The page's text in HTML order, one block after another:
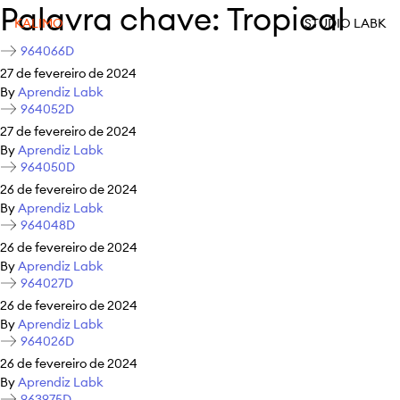
KALIMO STUDIO LABK
Palavra chave: Tropical
964066D
27 de fevereiro de 2024
ByAprendiz Labk
964052D
27 de fevereiro de 2024
ByAprendiz Labk
964050D
26 de fevereiro de 2024
ByAprendiz Labk
964048D
26 de fevereiro de 2024
ByAprendiz Labk
964027D
26 de fevereiro de 2024
ByAprendiz Labk
964026D
26 de fevereiro de 2024
ByAprendiz Labk